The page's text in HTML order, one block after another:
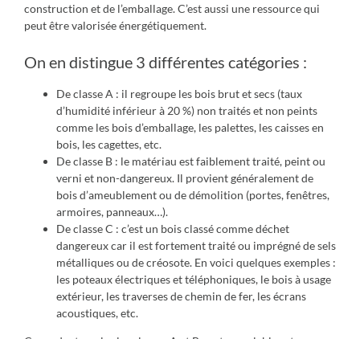
construction et de l’emballage. C’est aussi une ressource qui
peut être valorisée énergétiquement.
On en distingue 3 différentes catégories :
De classe A : il regroupe les bois brut et secs (taux
d’humidité inférieur à 20 %) non traités et non peints
comme les bois d’emballage, les palettes, les caisses en
bois, les cagettes, etc.
De classe B : le matériau est faiblement traité, peint ou
verni et non-dangereux. Il provient généralement de
bois d’ameublement ou de démolition (portes, fenêtres,
armoires, panneaux…).
De classe C : c’est un bois classé comme déchet
dangereux car il est fortement traité ou imprégné de sels
métalliques ou de créosote. En voici quelques exemples :
les poteaux électriques et téléphoniques, le bois à usage
extérieur, les traverses de chemin de fer, les écrans
acoustiques, etc.